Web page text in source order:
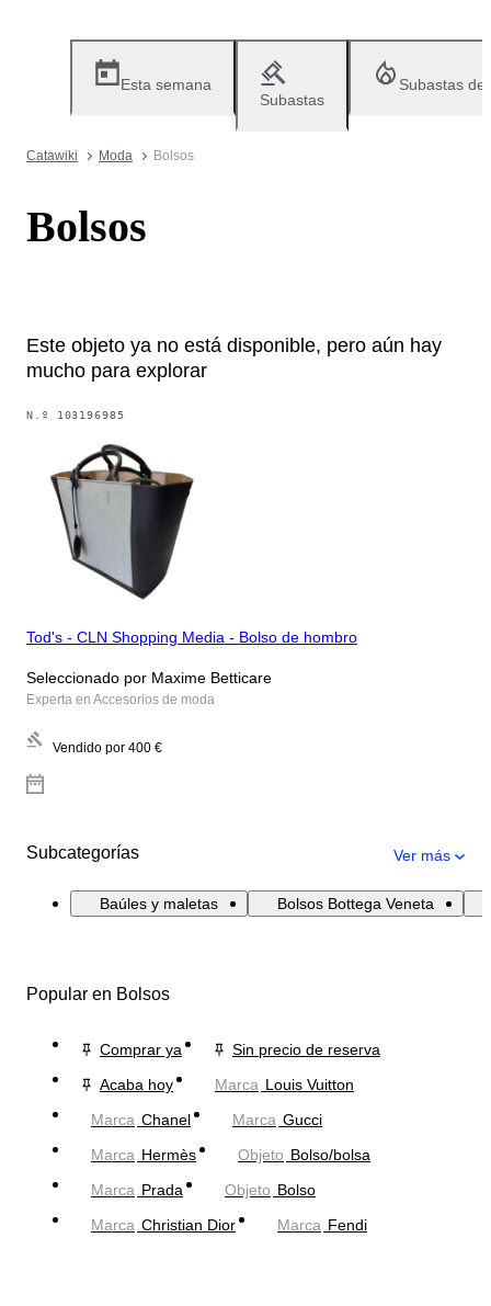
Esta semana
Subastas
Subastas
Catawiki Moda Bolsos
Bolsos
Este objeto ya no está disponible, pero aún hay
mucho para explorar
N.º 103196985
Tod's - CLN Shopping Media - Bolso de hombro
Seleccionado por Maxime Betticare
Experta en Accesorios de moda
Vendido por 400 €
Subcategorías Ver más
Baúles y maletas Bolsos Bottega Veneta
Popular en Bolsos
Comprar ya
Sin precio de reserva
Acaba hoy
Marca Louis Vuitton
Marca Chanel Marca Gucci
Marca Hermès Objeto Bolso/bolsa
Marca Prada Objeto Bolso
Marca Christian Dior Marca Fendi